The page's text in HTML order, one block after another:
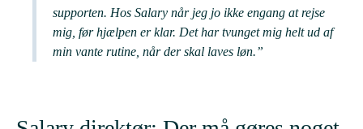
supporten. Hos Salary når jeg jo ikke engang at rejse
mig, før hjælpen er klar. Det har tvunget mig helt ud af
min vante rutine, når der skal laves løn.”